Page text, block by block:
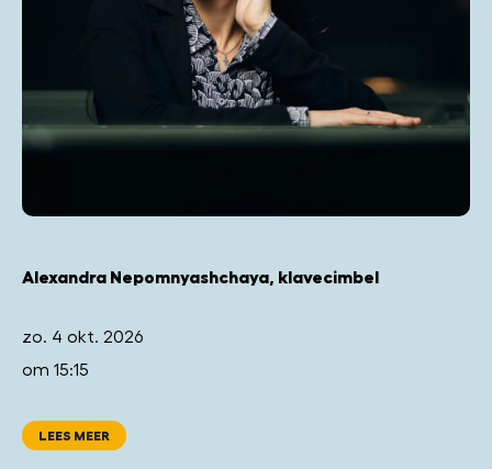
Alexandra Nepomnyashchaya, klavecimbel
zo. 4 okt. 2026
om 15:15
LEES MEER